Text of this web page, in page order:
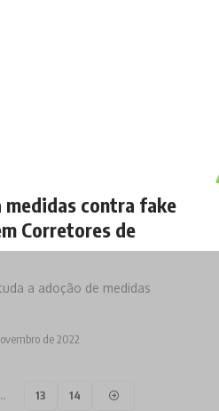
medidas contra fake
Corretores de
a adoção de medidas
de 2022
13 14